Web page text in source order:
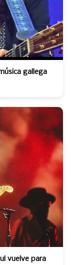
gallega
vuelve para